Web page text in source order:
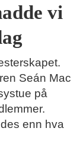
vi
Seán Mac
på
enn hva